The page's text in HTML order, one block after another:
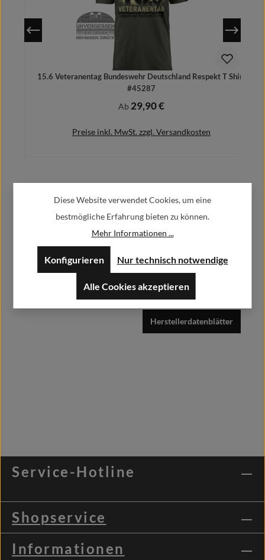
15.6 Veteranentag Bundeswehr Deutschland Respekt T Shirt
#45287
Regulärer Preis:
Ab 29,90 €
Preise inkl. MwSt. zzgl. Versandkosten
Alfa GmbH / Alfashirt
Weisweilerstr.20-22
info@alfashirt.de
Herstellerdatenblätter
Service-Hotline
Shopservice
Informationen
Diese Website verwendet Cookies, um eine
bestmögliche Erfahrung bieten zu können.
Mehr Informationen ...
Nur technisch notwendige
Konfigurieren
Alle Cookies akzeptieren